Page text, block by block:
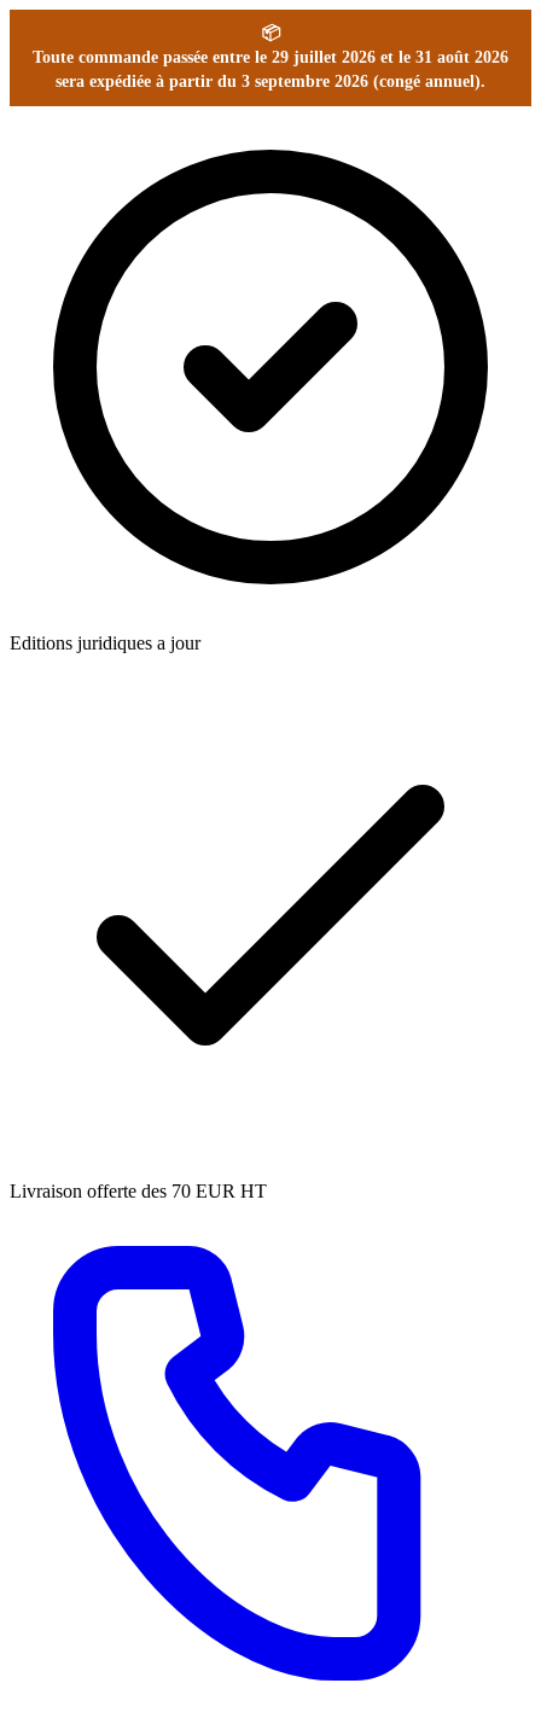
📦
Toute commande passée entre le 29 juillet 2026 et le 31 août 2026
sera expédiée à partir du 3 septembre 2026 (congé annuel).
Editions juridiques a jour
Livraison offerte des 70 EUR HT